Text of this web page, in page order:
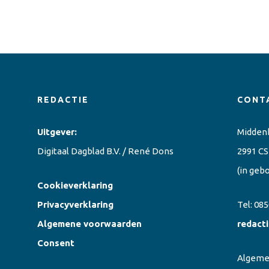
REDACTIE
Uitgever:
Digitaal Dagblad B.V. / René Dons
Cookieverklaring
Privacyverklaring
Algemene voorwaarden
Consent
2991
(in
Tel: